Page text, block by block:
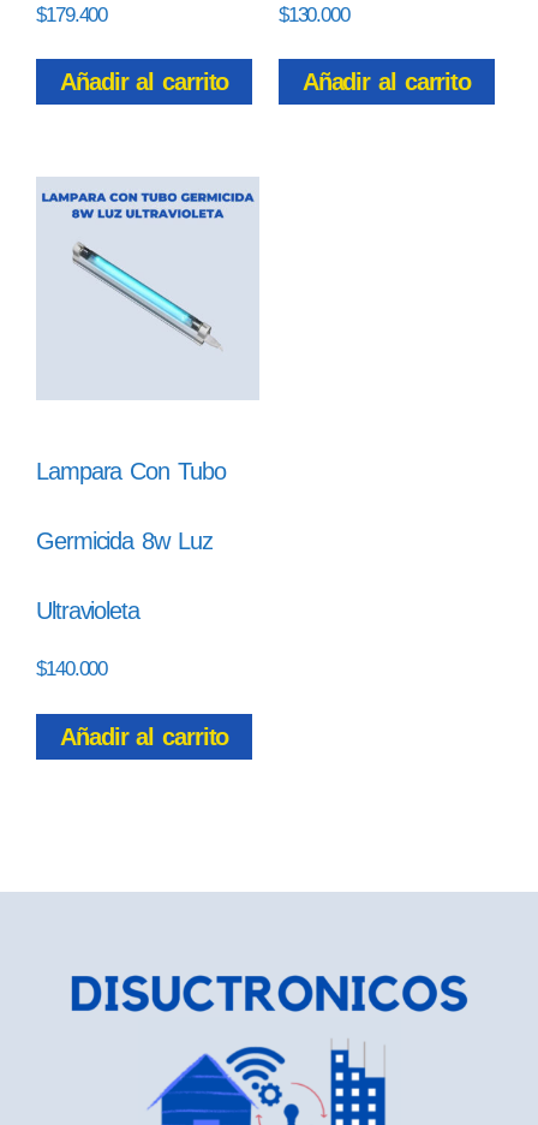
$179.400
Añadir al carrito
$130.000
Añadir al carrito
Lampara Con Tubo
Germicida 8w Luz
Ultravioleta
$140.000
Añadir al carrito